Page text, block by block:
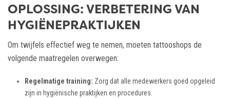
OPLOSSING: VERBETERING VAN
HYGIËNEPRAKTIJKEN
Om twijfels effectief weg te nemen, moeten tattooshops de
volgende maatregelen overwegen:
Regelmatige training: Zorg dat alle medewerkers goed opgeleid
zijn in hygiënische praktijken en procedures.